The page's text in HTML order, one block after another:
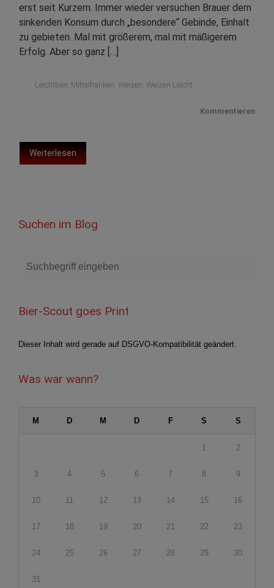
erst seit Kurzem. Immer wieder versuchen Brauer dem
sinkenden Konsum durch „besondere“ Gebinde, Einhalt
zu gebieten. Mal mit größerem, mal mit mäßigerem
Erfolg. Aber so ganz […]
Leichtbier, Mittelfranken Weizen Weizen Leicht
Kommentieren
Weiterlesen
Suchen im Blog
Bier-Scout goes Print
Dieser Inhalt wird gerade auf DSGVO-Kompatibilität geändert.
Was war wann?
M D M D F S S
1 2
3 4 5 6 7 8 9
10 11 12 13 14 15 16
17 18 19 20 21 22 23
24 25 26 27 28 29 30
31